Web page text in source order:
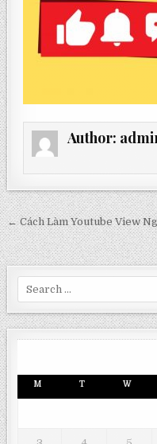
Author:
Post
navigation
← Cách Làm Youtube View
for:
M T W